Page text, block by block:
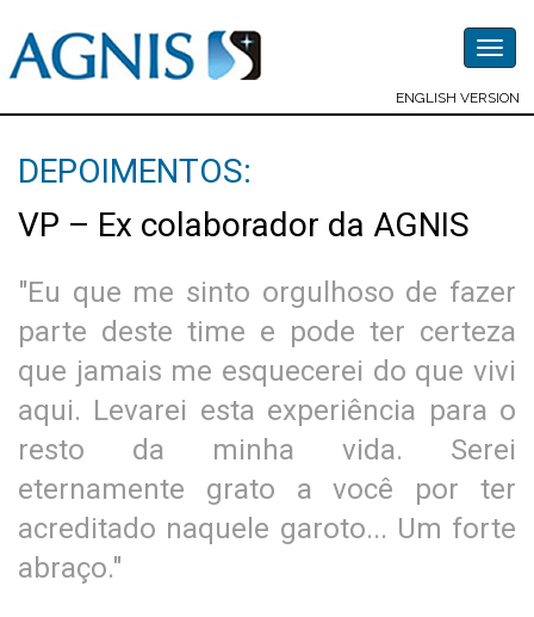
ENGLISH VERSION
DEPOIMENTOS:
VP – Ex colaborador da AGNIS
"Eu que me sinto orgulhoso de fazer
parte deste time e pode ter certeza
que jamais me esquecerei do que vivi
aqui. Levarei esta experiência para o
resto da minha vida. Serei
eternamente grato a você por ter
acreditado naquele garoto... Um forte
abraço."